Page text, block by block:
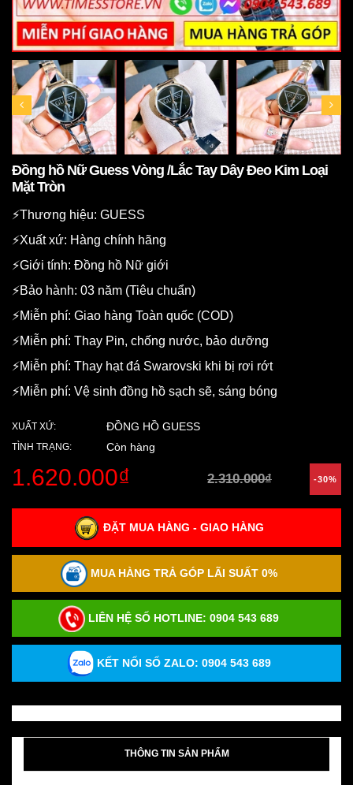
Đồng hồ Nữ Guess Vòng /Lắc Tay Dây Đeo Kim Loại
Mặt Tròn
⚡️Thương hiệu: GUESS
⚡️Xuất xứ: Hàng chính hãng
⚡️Giới tính: Đồng hồ Nữ giới
⚡️Bảo hành: 03 năm (Tiêu chuẩn)
⚡️Miễn phí: Giao hàng Toàn quốc (COD)
⚡️Miễn phí: Thay Pin, chống nước, bảo dưỡng
⚡️Miễn phí: Thay hạt đá Swarovski khi bị rơi rớt
⚡️Miễn phí: Vệ sinh đồng hồ sạch sẽ, sáng bóng
XUẤT XỨ: ĐỒNG HỒ GUESS
TÌNH TRẠNG: Còn hàng
1.620.000₫ 2.310.000₫ -30%
ĐẶT MUA HÀNG - GIAO HÀNG
MUA HÀNG TRẢ GÓP LÃI SUẤT 0%
LIÊN HỆ SỐ HOTLINE: 0904 543 689
KẾT NỐI SỐ ZALO: 0904 543 689
THÔNG TIN SẢN PHẨM